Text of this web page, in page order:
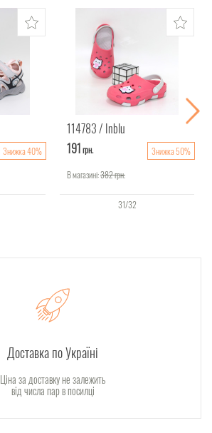
Знижка 40%
114783 Inblu
191грн.
Знижка 50%
В магазині:382грн.
31/32
Доставка по Україні
Ціна за доставку не залежить
від числа пар в посилці